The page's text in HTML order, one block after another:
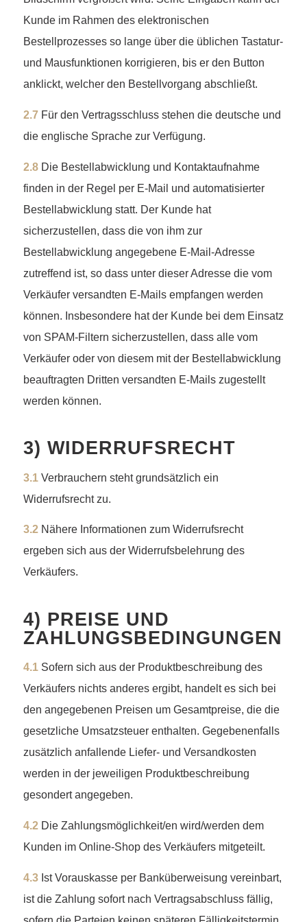
Kunde im Rahmen des elektronischen
Bestellprozesses so lange über die üblichen Tastatur-
und Mausfunktionen korrigieren, bis er den Button
anklickt, welcher den Bestellvorgang abschließt.
2.7Für den Vertragsschluss stehen die deutsche und
die englische Sprache zur Verfügung.
2.8Die Bestellabwicklung und Kontaktaufnahme
finden in der Regel per E-Mail und automatisierter
Bestellabwicklung statt. Der Kunde hat
sicherzustellen, dass die von ihm zur
Bestellabwicklung angegebene E-Mail-Adresse
zutreffend ist, so dass unter dieser Adresse die vom
Verkäufer versandten E-Mails empfangen werden
können. Insbesondere hat der Kunde bei dem Einsatz
von SPAM-Filtern sicherzustellen, dass alle vom
Verkäufer oder von diesem mit der Bestellabwicklung
beauftragten Dritten versandten E-Mails zugestellt
werden können.
3) WIDERRUFSRECHT
3.1Verbrauchern steht grundsätzlich ein
Widerrufsrecht zu.
3.2Nähere Informationen zum Widerrufsrecht
ergeben sich aus der Widerrufsbelehrung des
Verkäufers.
4) PREISE UND
ZAHLUNGSBEDINGUNGEN
4.1Sofern sich aus der Produktbeschreibung des
Verkäufers nichts anderes ergibt, handelt es sich bei
den angegebenen Preisen um Gesamtpreise, die die
gesetzliche Umsatzsteuer enthalten. Gegebenenfalls
zusätzlich anfallende Liefer- und Versandkosten
werden in der jeweiligen Produktbeschreibung
gesondert angegeben.
4.2Die Zahlungsmöglichkeit/en wird/werden dem
Kunden im Online-Shop des Verkäufers mitgeteilt.
4.3Ist Vorauskasse per Banküberweisung vereinbart,
ist die Zahlung sofort nach Vertragsabschluss fällig,